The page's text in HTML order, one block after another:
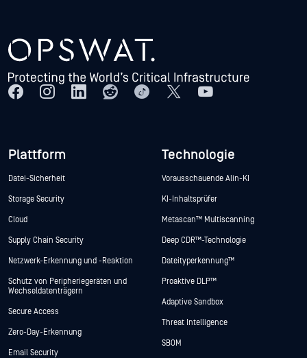
Plattform
Datei-Sicherheit
Storage Security
Cloud
Supply Chain Security
Netzwerk-Erkennung und -Reaktion
Schutz von Peripheriegeräten und
Wechseldatenträgern
Secure Access
Zero-Day-Erkennung
Email Security
Technologie
Vorausschauende Alin-KI
KI-Inhaltsprüfer
Metascan™ Multiscanning
Deep CDR™-Technologie
Dateityperkennung™
Proaktive DLP™
Adaptive Sandbox
Threat Intelligence
SBOM